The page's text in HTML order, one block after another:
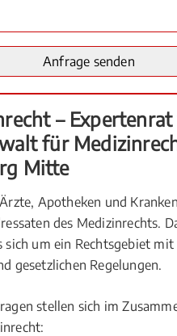
–
für
Mitte
Apotheken und
des Medizinrechts.
sich um ein Rechtsgebiet mit
gesetzlichen Regelungen.
stellen sich im